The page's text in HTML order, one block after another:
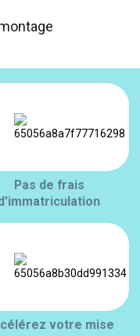
Pas de frais
votre mise